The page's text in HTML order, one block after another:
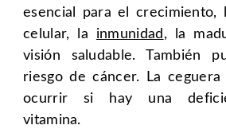
esencial para el crecimiento,
celular, la inmunidad , la
visión saludable. También
riesgo de cáncer. La
ocurrir si hay una
vitamina.